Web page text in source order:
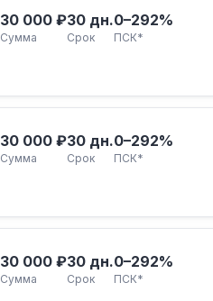
30 000 ₽
Сумма
30 дн.
Срок
0–292%
ПСК*
30 000 ₽
Сумма
30 дн.
Срок
0–292%
ПСК*
30 000 ₽
Сумма
30 дн.
Срок
0–292%
ПСК*